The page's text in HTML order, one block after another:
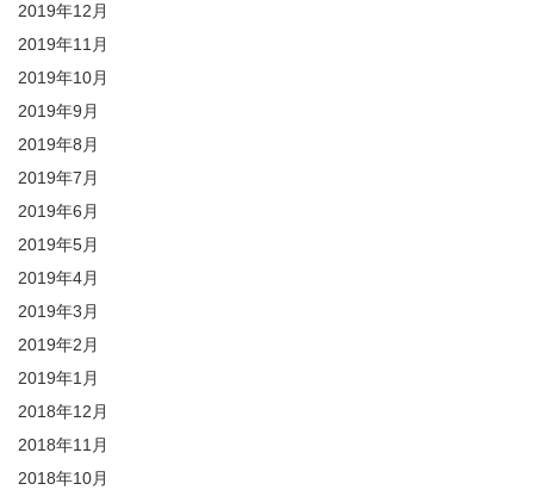
2019年12月
2019年11月
2019年10月
2019年9月
2019年8月
2019年7月
2019年6月
2019年5月
2019年4月
2019年3月
2019年2月
2019年1月
2018年12月
2018年11月
2018年10月